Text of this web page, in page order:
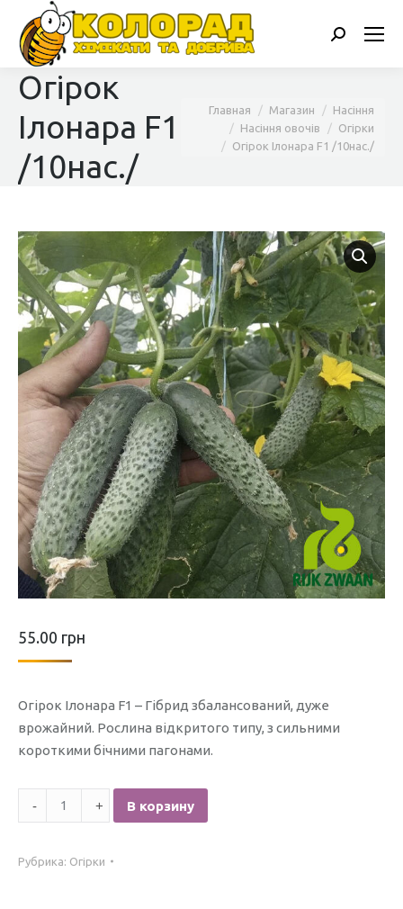
Поиск:
Огірок
Ілонара F1
/10нас./
Вы здесь:
Главная Магазин
Насіння
Насіння овочів
Огірки
Огірок Ілонара F1 /10нас./
55.00 грн
Огірок Ілонара F1 – Гібрид збалансований, дуже
врожайний. Рослина відкритого типу, з сильними
короткими бічними пагонами.
Количество
Огірок
F1
В корзину
Рубрика: Огірки